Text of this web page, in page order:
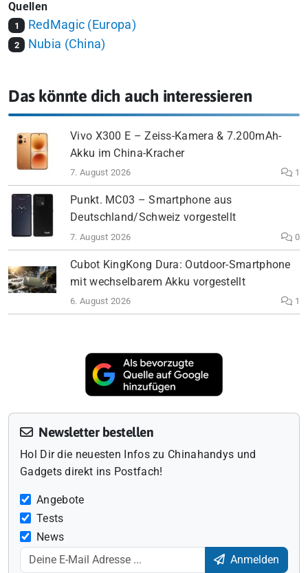
Quellen
1 RedMagic (Europa)
2 Nubia (China)
Das könnte dich auch interessieren
Vivo X300 E – Zeiss-Kamera & 7.200mAh-
Akku im China-Kracher
7. August 2026 1
Punkt. MC03 – Smartphone aus
Deutschland/Schweiz vorgestellt
7. August 2026 0
Cubot KingKong Dura: Outdoor-Smartphone
mit wechselbarem Akku vorgestellt
6. August 2026 1
Newsletter bestellen
Hol Dir die neuesten Infos zu Chinahandys und
Gadgets direkt ins Postfach!
Angebote
Tests
News
Anmelden